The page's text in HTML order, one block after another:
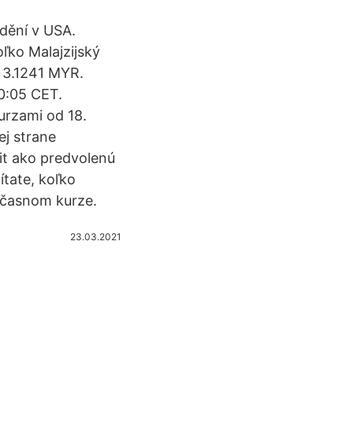
v USA.
Malajzijský
MYR.
CET.
od 18.
strane
ako predvolenú
koľko
kurze.
23.03.2021